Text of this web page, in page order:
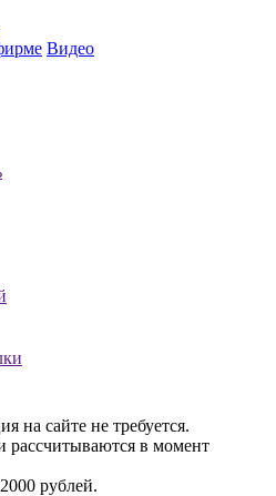
Видео
на сайте не требуется.
рассчитываются в момент
рублей.